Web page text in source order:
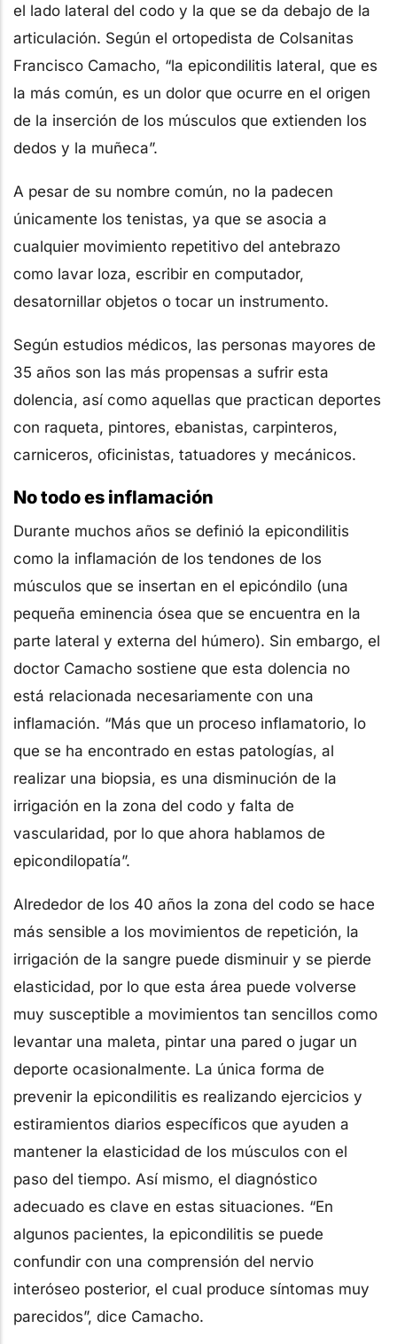
el lado lateral del codo y la que se da debajo de la
articulación. Según el ortopedista de Colsanitas
Francisco Camacho, “la epicondilitis lateral, que es
la más común, es un dolor que ocurre en el origen
de la inserción de los músculos que extienden los
dedos y la muñeca”.
A pesar de su nombre común, no la padecen
únicamente los tenistas, ya que se asocia a
cualquier movimiento repetitivo del antebrazo
como lavar loza, escribir en computador,
desatornillar objetos o tocar un instrumento.
Según estudios médicos, las personas mayores de
35 años son las más propensas a sufrir esta
dolencia, así como aquellas que practican deportes
con raqueta, pintores, ebanistas, carpinteros,
carniceros, oficinistas, tatuadores y mecánicos.
No todo es inflamación
Durante muchos años se definió la epicondilitis
como la inflamación de los tendones de los
músculos que se insertan en el epicóndilo (una
pequeña eminencia ósea que se encuentra en la
parte lateral y externa del húmero). Sin embargo, el
doctor Camacho sostiene que esta dolencia no
está relacionada necesariamente con una
inflamación. “Más que un proceso inflamatorio, lo
que se ha encontrado en estas patologías, al
realizar una biopsia, es una disminución de la
irrigación en la zona del codo y falta de
vascularidad, por lo que ahora hablamos de
epicondilopatía”.
Alrededor de los 40 años la zona del codo se hace
más sensible a los movimientos de repetición, la
irrigación de la sangre puede disminuir y se pierde
elasticidad, por lo que esta área puede volverse
muy susceptible a movimientos tan sencillos como
levantar una maleta, pintar una pared o jugar un
deporte ocasionalmente. La única forma de
prevenir la epicondilitis es realizando ejercicios y
estiramientos diarios específicos que ayuden a
mantener la elasticidad de los músculos con el
paso del tiempo. Así mismo, el diagnóstico
adecuado es clave en estas situaciones. “En
algunos pacientes, la epicondilitis se puede
confundir con una comprensión del nervio
interóseo posterior, el cual produce síntomas muy
parecidos”, dice Camacho.